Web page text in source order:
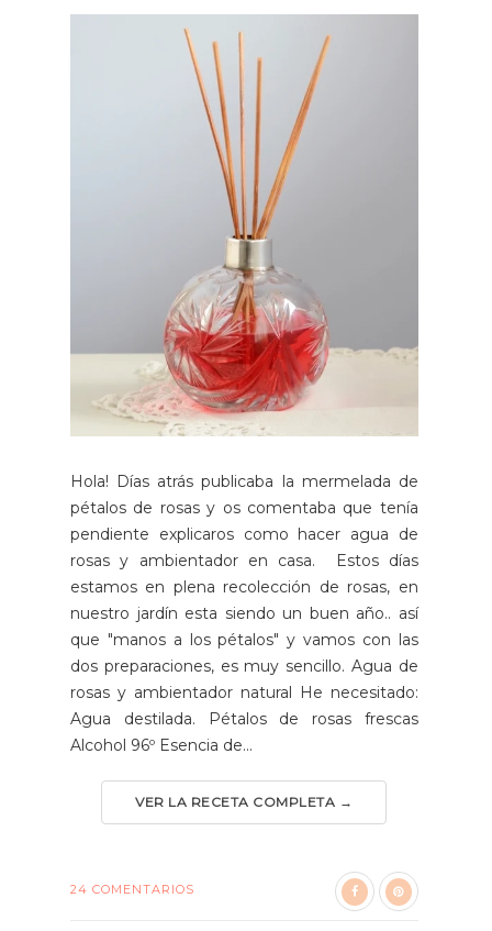
Hola! Días atrás publicaba la mermelada de
pétalos de rosas y os comentaba que tenía
pendiente explicaros como hacer agua de
rosas y ambientador en casa. Estos días
estamos en plena recolección de rosas, en
nuestro jardín esta siendo un buen año.. así
que "manos a los pétalos" y vamos con las
dos preparaciones, es muy sencillo. Agua de
rosas y ambientador natural He necesitado:
Agua destilada. Pétalos de rosas frescas
Alcohol 96º Esencia de...
VER LA RECETA COMPLETA →
24 COMENTARIOS